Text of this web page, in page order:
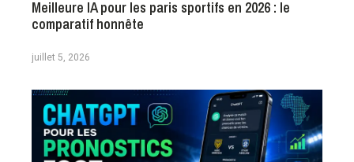
Meilleure IA pour les paris sportifs en 2026 : le
comparatif honnête
juillet 5, 2026